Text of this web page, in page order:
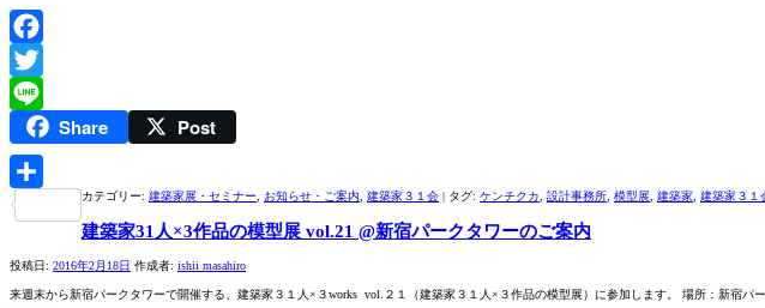
Facebook
Twitter
Line Share Post
共
有
カテゴリー: 建築家展・セミナー, お知らせ・ご案内, 建築家３１会 タグ: ケンチクカ, 設計事務所, 模型展, 建築家, 建築家３１
建築家31人×3作品の模型展 vol.21 @新宿パークタワーのご案内
投稿日: 2016年2月18日 作成者: ishii masahiro
来週末から新宿パークタワーで開催する、建築家３１人×３works vol.２１（建築家３１人×３作品の模型展）に参加します。 場所：新宿